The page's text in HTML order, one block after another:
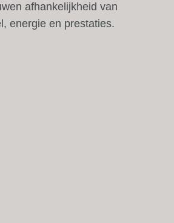
afhankelijkheid van
energie en prestaties.